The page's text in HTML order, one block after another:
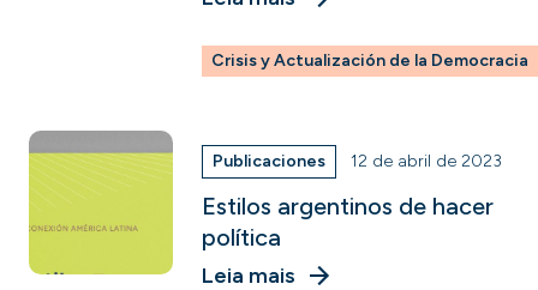
Crisis y Actualización de la Democracia
Publicaciones 12 de abril de 2023
Estilos argentinos de hacer
política
Leia mais